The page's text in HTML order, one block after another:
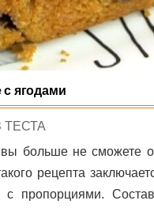
с ягодами
ТЕСТА
больше не сможете
рецепта
пропорциями.